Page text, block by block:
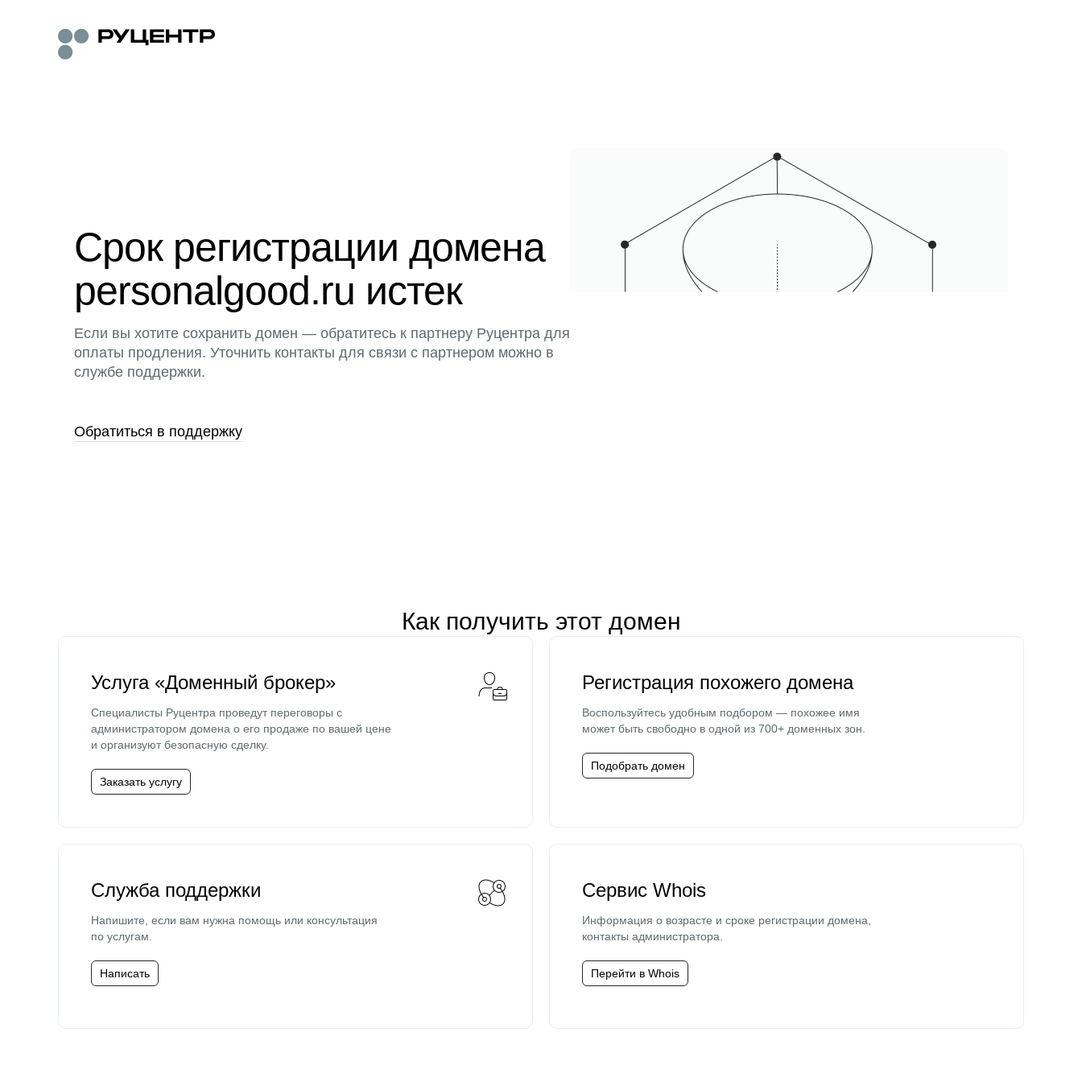
Срок регистрации домена
personalgood.ru истек
Если вы хотите сохранить домен — обратитесь к партнеру Руцентра для
оплаты продления. Уточнить контакты для связи с партнером можно в
службе поддержки.
Обратиться в поддержку
Как получить этот домен
Услуга «Доменный брокер»
Специалисты Руцентра проведут переговоры с
администратором домена о его продаже по вашей цене
и организуют безопасную сделку.
Заказать услугу
Регистрация похожего домена
Воспользуйтесь удобным подбором — похожее имя
может быть свободно в одной из 700+ доменных зон.
Подобрать домен
Служба поддержки
Напишите, если вам нужна помощь или консультация
по услугам.
Написать
Сервис Whois
Информация о возрасте и сроке регистрации домена,
контакты администратора.
Перейти в Whois